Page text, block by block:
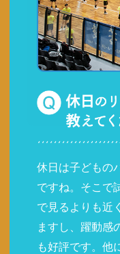
休日は子どもの
ですね。そこで
で見るよりも近
ますし、躍動感
も好評です。他